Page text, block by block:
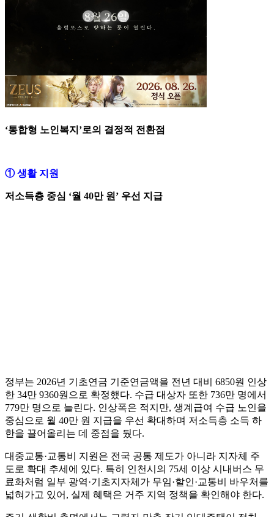
‘통합형 노인복지’로의 결정적 전환점
① 생활 지원
저소득층 중심 ‘월 40만 원’ 우선 지급
정부는 2026년 기초연금 기준연금액을 전년 대비 6850원 인상
한 34만 9360원으로 확정했다. 수급 대상자 또한 736만 명에서
779만 명으로 늘린다. 인상폭은 적지만, 생계급여 수급 노인을
중심으로 월 40만 원 지급을 우선 확대하며 저소득층 소득 하
한을 끌어올리는 데 중점을 뒀다.
대중교통·교통비 지원은 전국 공통 제도가 아니라 지자체 주
도로 확대 추세에 있다. 특히 인천시의 75세 이상 시내버스 무
료화처럼 일부 광역·기초지자체가 무임·할인·교통비 바우처를
넓혀가고 있어, 실제 혜택은 거주 지역 정책을 확인해야 한다.​